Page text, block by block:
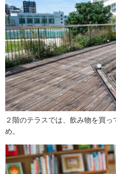
２階のテラスでは、飲み物を買
め。